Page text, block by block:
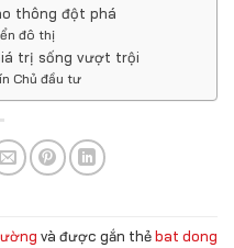
thông đột phá
đô thị
trị sống vượt trội
Chủ đầu tư
và được gắn thẻbat dong